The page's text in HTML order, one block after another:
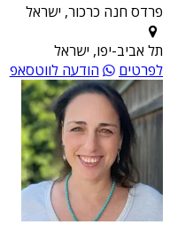
פרדס חנה כרכור, ישראל
תל אביב-יפו, ישראל
לפרטים
הודעה לווטסאפ